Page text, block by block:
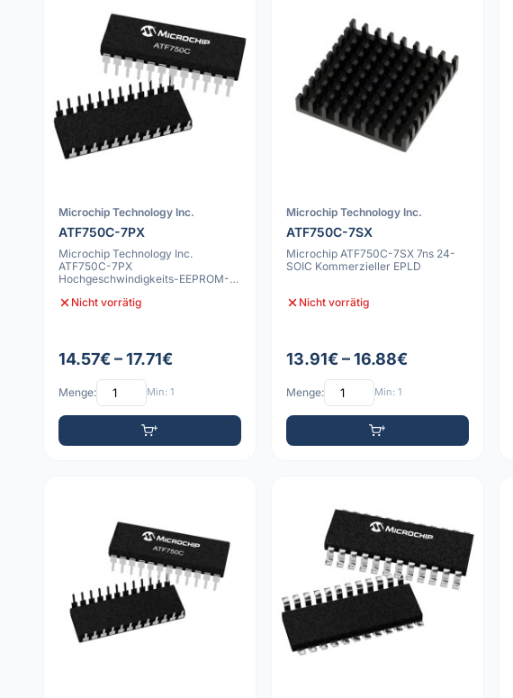
Microchip Technology Inc.
ATF750C-7PX
Microchip Technology Inc.
ATF750C-7PX
Hochgeschwindigkeits-EEPROM-
Logikba
Nicht vorrätig
14.57€ – 17.71€
Menge: Min: 1
Microchip Technology Inc.
ATF750C-7SX
Microchip ATF750C-7SX 7ns 24-
SOIC Kommerzieller EPLD
Nicht vorrätig
13.91€ – 16.88€
Menge: Min: 1